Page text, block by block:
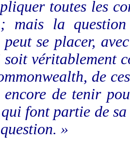
toutes les
mais la
peut se placer,
véritablement
de
de tenir
font partie de
»